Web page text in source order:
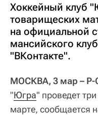
Хоккейный клуб
товарищеских
на официальной
мансийского
"ВКонтакте".
МОСКВА, 3 мар – Р-
"Югра" проведет
марте, сообщается